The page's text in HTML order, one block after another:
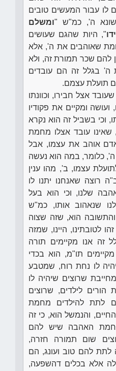
עבור המעשים טובים
ה', כמ"ש "ומשלם
", היות שהגם שעושים
שאוהבים את ה', אלא
להם שכר תמורת זה, ולא
בגלל זה הם עובדים
תועלת עצמם.
אצל חבירו, וכוונתו
ומקיים את פקודיו
וכי בשביל זה הוא נקרא
שאינו עובד אצלו מחמת
אוהב את עצמו, אבל
כלומר, במה הוא נעשה
עצמו, ב', מהו ענין
רוצה שאנחנו יתנו לו
שלנו, וכי הוא בעל
שנאהוב אותו, כמ"ש
הוא, שזה שצוה
לטובתינו, היינו, שמזה
זה אנו מקיימים תורה
תו"מ, הוא בכדי
לו נחת רוח, שמטבע
שרוצים שיהיה לו
לילדים, שרוצים
לתת להילדים מחמת
והנמשל הוא, כי זה
האהבה שיש להם
שום תמורה חזרה,
להם טוב ועונג, הם
אלא בכלים דהשפעה,